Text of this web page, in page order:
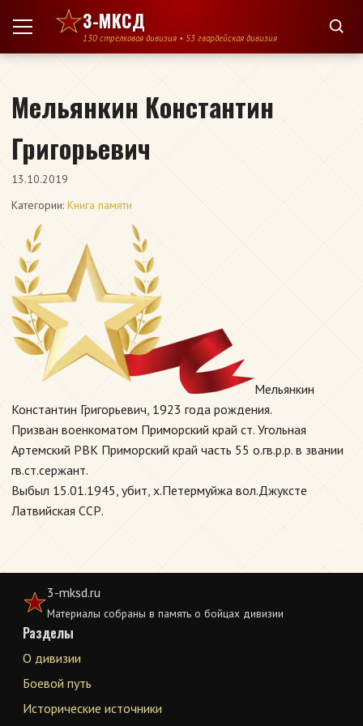
Перейти к содержимому
3-МКСД
130 стрелковая дивизия • 53 гвардейская дивизия
Мельянкин Константин
Григорьевич
13.10.2019
Категории: Книга памяти
Мельянкин
Константин Григорьевич, 1923 года рождения.
Призван военкоматом Приморский край ст. Угольная
Артемский РВК Приморский край часть 55 о.гв.р.р. в звании
гв.ст.сержант.
Выбыл 15.01.1945, убит, х.Петермуйжа вол.Джуксте
Латвийская ССР.
3-mksd.ru
Материалы собраны в память о бойцах дивизии
Разделы
О дивизии
Боевой путь
Исторические источники